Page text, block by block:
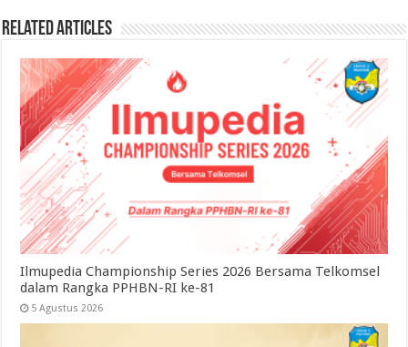
Related Articles
Ilmupedia Championship Series 2026 Bersama Telkomsel
dalam Rangka PPHBN-RI ke-81
5 Agustus 2026